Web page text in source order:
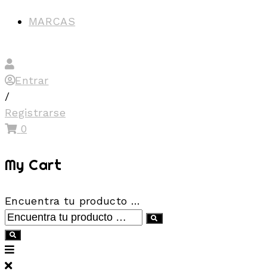
MARCAS
Entrar
/
Registrarse
0
My Cart
Encuentra tu producto …